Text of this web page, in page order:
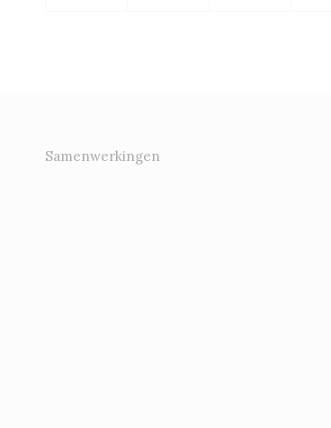
Samenwerkingen